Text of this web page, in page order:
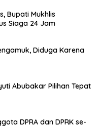
Bupati Mukhlis
Siaga 24 Jam
Diduga Karena
Abubakar Pilihan Tepat
DPRA dan DPRK se-